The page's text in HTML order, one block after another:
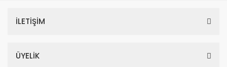
İLETİŞİM
ÜYELİK